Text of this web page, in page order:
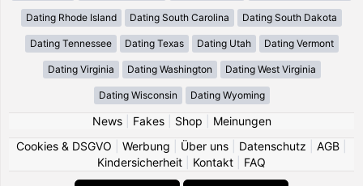
Dating Rhode Island Dating South Carolina Dating South Dakota
Dating Tennessee Dating Texas Dating Utah Dating Vermont
Dating Virginia Dating Washington Dating West Virginia
Dating Wisconsin Dating Wyoming
News| Fakes| Shop
Meinungen
Cookies & DSGVO
Werbung Über uns Datenschutz AGB
Kindersicherheit
Kontakt FAQ